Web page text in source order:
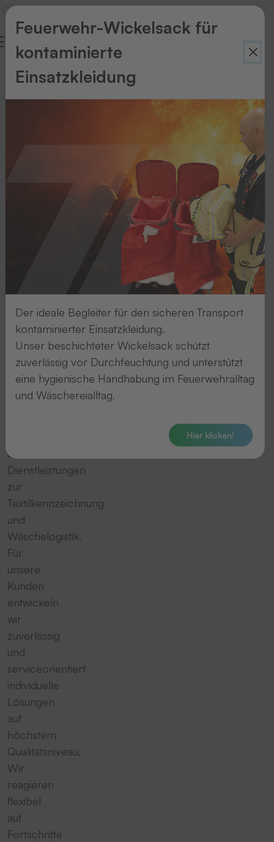
Wir
machen
zuverlässiger
Wäschelogistik
THERMOTEX
bietet
sowohl
professionelle
Maschinen,
auch
Dienstleistungen
zur
Textilkennzeichnung
und
Wäschelogistik.
Für
unsere
Kunden
entwickeln
wir
zuverlässig
und
serviceorientiert
individuelle
Lösungen
auf
höchstem
Qualitätsniveau.
Wir
reagieren
flexibel
auf
Fortschritte
Feuerwehr-Wickelsack für
kontaminierte
Einsatzkleidung
Der ideale Begleiter für den sicheren Transport
kontaminierter Einsatzkleidung.
Unser beschichteter Wickelsack schützt
zuverlässig vor Durchfeuchtung und unterstützt
eine hygienische Handhabung im Feuerwehralltag
und Wäschereialltag.
Hier klicken!